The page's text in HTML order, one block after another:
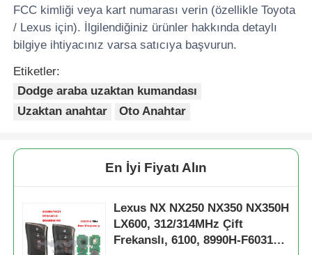
FCC kimliği veya kart numarası verin (özellikle Toyota
/ Lexus için). İlgilendiğiniz ürünler hakkında detaylı
bilgiye ihtiyacınız varsa satıcıya başvurun.
Etiketler:
Dodge araba uzaktan kumandası
Uzaktan anahtar
Oto Anahtar
En İyi Fiyatı Alın
Lexus NX NX250 NX350 NX350H
LX600, 312/314MHz Çift
Frekanslı, 6100, 8990H-F6031